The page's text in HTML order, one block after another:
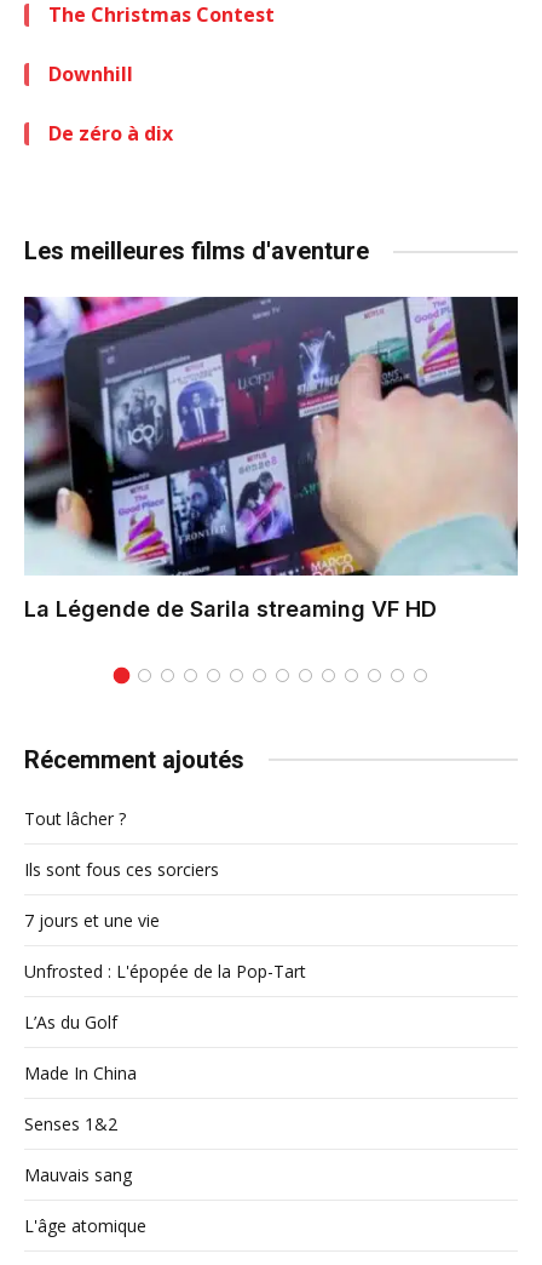
The Christmas Contest
Downhill
De zéro à dix
Les meilleures films d'aventure
La Légende de Sarila streaming VF HD
Récemment ajoutés
Tout lâcher ?
Ils sont fous ces sorciers
7 jours et une vie
Unfrosted : L'épopée de la Pop-Tart
L’As du Golf
Made In China
Senses 1&2
Mauvais sang
L'âge atomique